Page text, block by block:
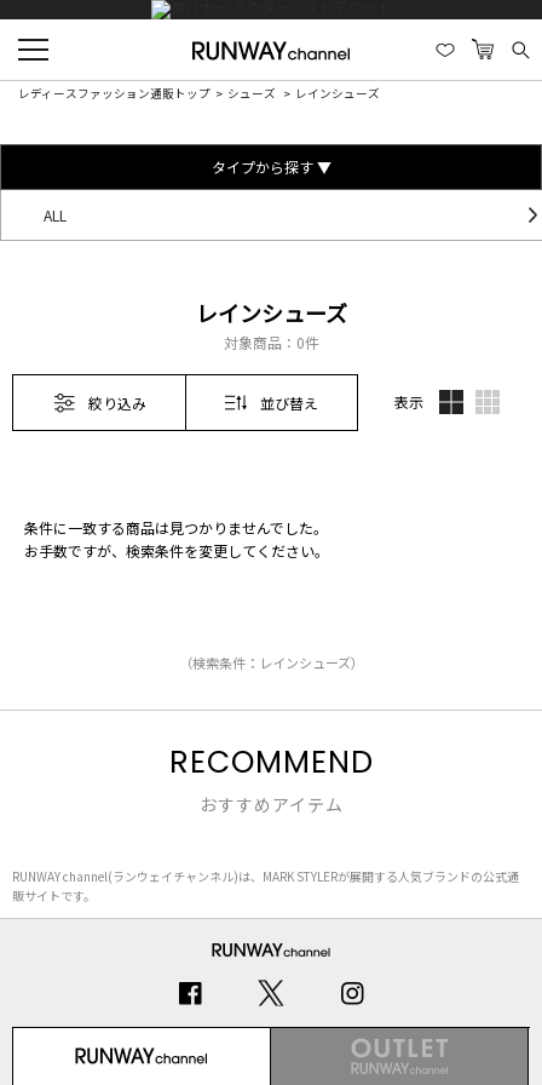
レディースファッション通販トップ シューズ レインシューズ
タイプから探す ▼
ALL
レインシューズ
対象商品： 0件
絞り込み 並び替え 表示
条件に一致する商品は見つかりませんでした。
お手数ですが、検索条件を変更してください。
（検索条件：レインシューズ）
RECOMMEND
おすすめアイテム
RUNWAY channel(ランウェイチャンネル)は、MARK STYLERが展開する人気ブランドの公式通
販サイトです。